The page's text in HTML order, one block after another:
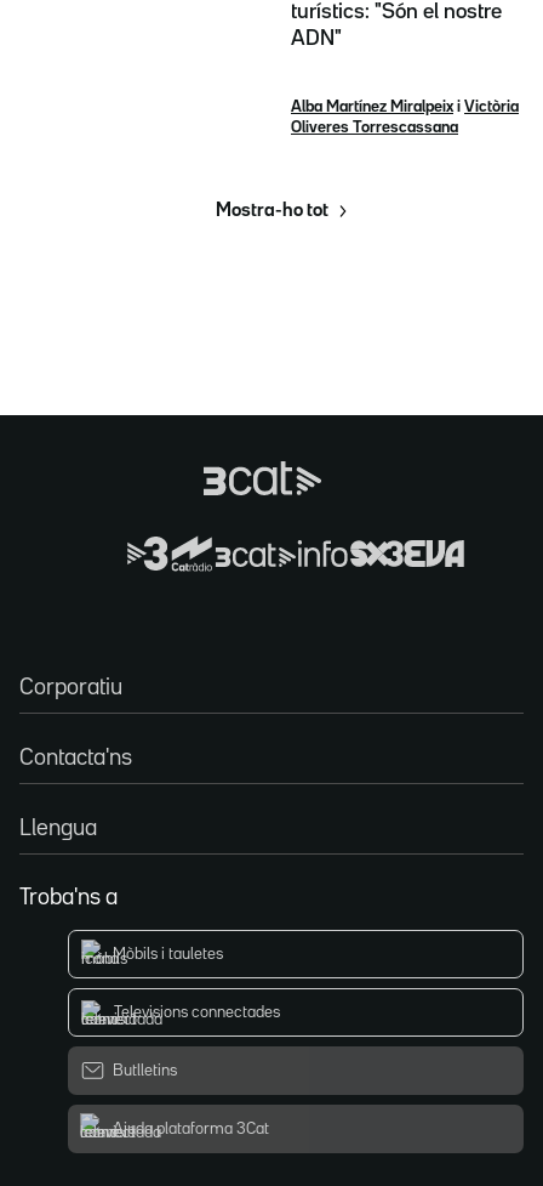
turístics: "Són el nostre
ADN"
Alba Martínez Miralpeix i Victòria
Oliveres Torrescassana
Mostra-ho tot
Corporatiu
Contacta'ns
Llengua
Troba'ns a
Mòbils i tauletes
Televisions connectades
Butlletins
Ajuda plataforma 3Cat